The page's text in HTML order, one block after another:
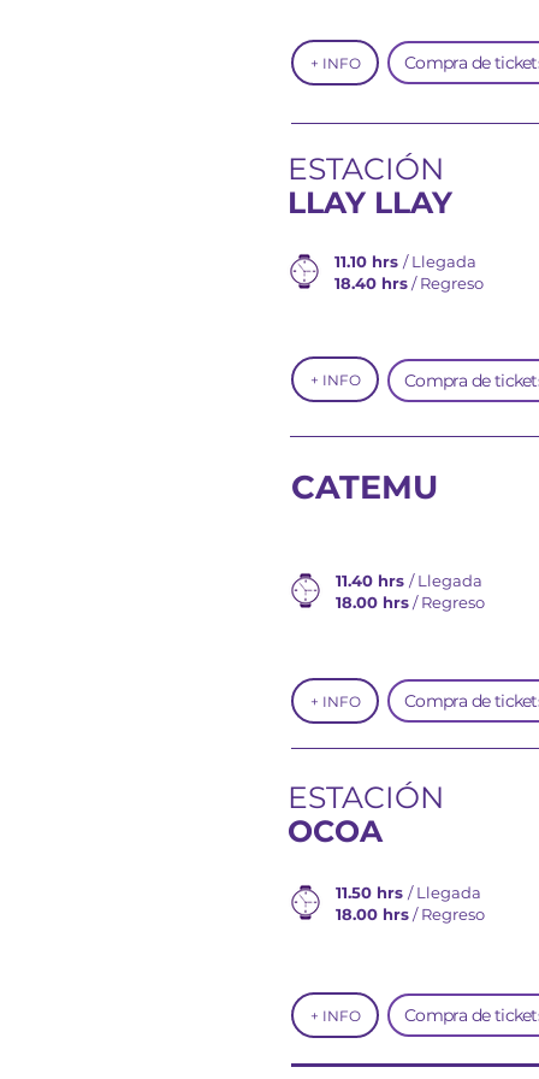
+ INFO Compra de
ESTACIÓN
LLAY LLAY
11.10 hrs / Llegada
18.40 hrs/ Regreso
+ INFO Compra de
CATEMU
11.40 hrs / Llegada
18.00 hrs/ Regreso
+ INFO Compra de
ESTACIÓN
OCOA
11.50 hrs / Llegada
18.00 hrs/ Regreso
+ INFO Compra de